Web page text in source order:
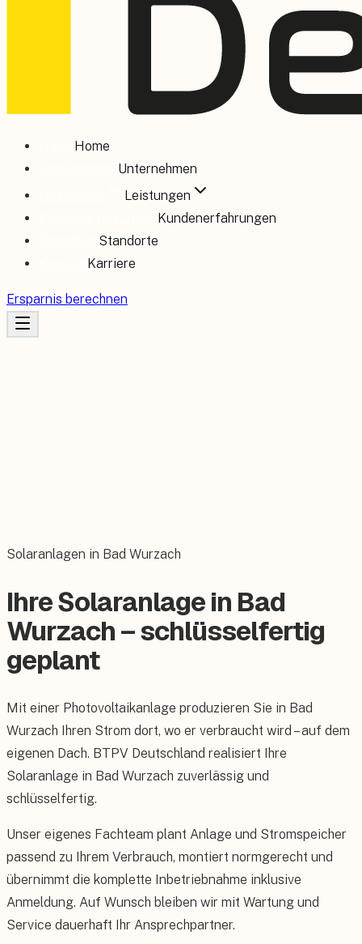
Home
Unternehmen
Leistungen
Kundenerfahrungen
Standorte
Karriere
Ersparnis berechnen
Solaranlagen in Bad Wurzach
Ihre Solaranlage in Bad
Wurzach – schlüsselfertig
geplant
Mit einer Photovoltaikanlage produzieren Sie in Bad
Wurzach Ihren Strom dort, wo er verbraucht wird – auf dem
eigenen Dach. BTPV Deutschland realisiert Ihre
Solaranlage in Bad Wurzach zuverlässig und
schlüsselfertig.
Unser eigenes Fachteam plant Anlage und Stromspeicher
passend zu Ihrem Verbrauch, montiert normgerecht und
übernimmt die komplette Inbetriebnahme inklusive
Anmeldung. Auf Wunsch bleiben wir mit Wartung und
Service dauerhaft Ihr Ansprechpartner.